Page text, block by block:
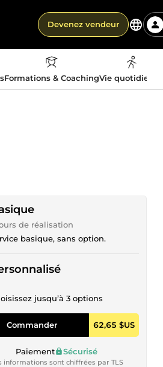
Devenez vendeur
Formations & CoachingVie
de réalisation
basique, sans option.
jusqu’à 3 options
Commander 62,65 $US
Paiement Sécurisé
informations sont chiffrées par TLS